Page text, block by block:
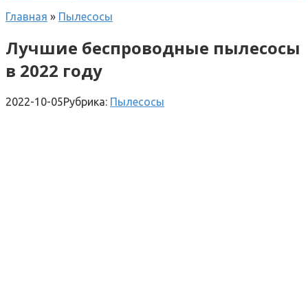
Главная » Пылесосы
Лучшие беспроводные пылесосы
в 2022 году
2022-10-05Рубрика: Пылесосы